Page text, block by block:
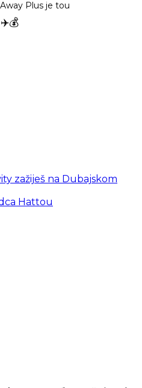
Plus je tou
✈️💰
zažiješ na Dubajskom
Hattou